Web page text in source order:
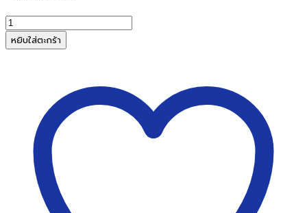
จำนวน
ใบ
สำคัญ
หยิบใส่ตะกร้า